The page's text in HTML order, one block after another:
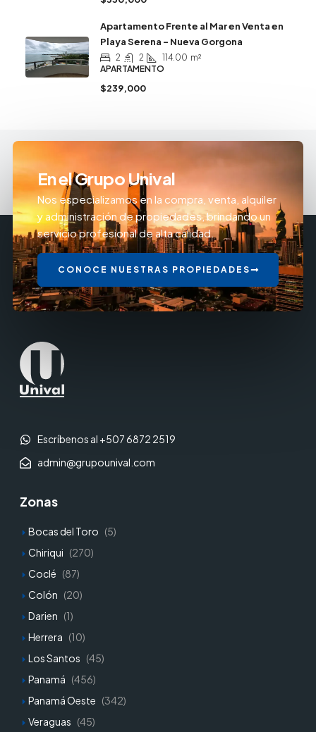
Apartamento Frente al Mar en Venta en
Playa Serena – Nueva Gorgona
2 2 114.00 m²
APARTAMENTO
$239,000
En el Grupo Unival
Nos especializamos en la compra, venta, alquiler
y administración de propiedades, brindando un
servicio profesional de alta calidad.
CONOCE NUESTRAS PROPIEDADES
Escríbenos al +507 6872 2519
admin@grupounival.com
Zonas
Bocas del Toro (5)
Chiriqui (270)
Coclé (87)
Colón (20)
Darien (1)
Herrera (10)
Los Santos (45)
Panamá (456)
Panamá Oeste (342)
Veraguas (45)